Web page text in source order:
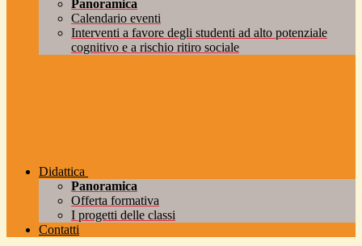
Panoramica
Calendario eventi
Interventi a favore degli studenti ad alto potenziale
cognitivo e a rischio ritiro sociale
Didattica
Panoramica
Offerta formativa
I progetti delle classi
Contatti